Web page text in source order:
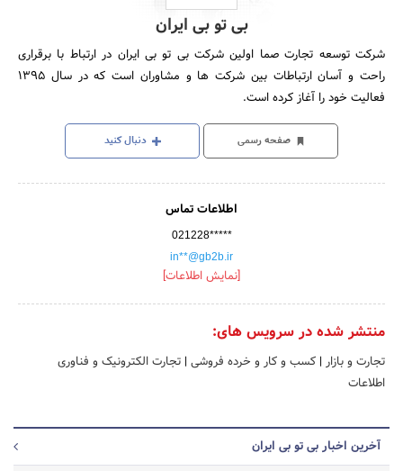
بی تو بی ایران
شرکت توسعه تجارت صما اولین شرکت بی تو بی ایران در ارتباط با برقراری
راحت و آسان ارتباطات بین شرکت ها و مشاوران است که در سال 1395
فعالیت خود را آغاز کرده است.
صفحه رسمی دنبال کنید
اطلاعات تماس
021228*****
in**@gb2b.ir
[نمایش اطلاعات]
منتشر شده در سرویس های:
تجارت و بازار | کسب و کار و خرده فروشی | تجارت الکترونیک و فناوری
اطلاعات
آخرین اخبار بی تو بی ایران